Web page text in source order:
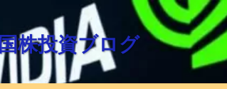
株投資ブログ